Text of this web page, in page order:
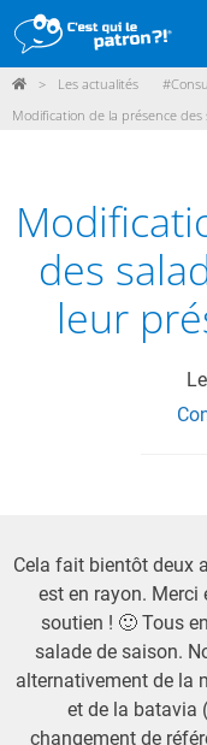
ME
> Les actualités
Modification de la présence
des
leur
Le
Cela fait bientôt deux
est en rayon. Merci
soutien ! 🙂 Tous
salade de saison.
alternativement de la
et de la batavia
changement de